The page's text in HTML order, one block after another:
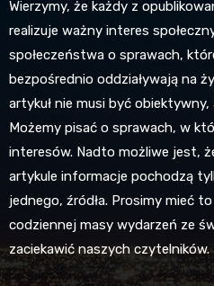
Wierzymy, że każdy z
realizuje ważny interes
społeczeństwa o sprawach,
bezpośrednio oddziaływają na
artykuł nie musi być
Możemy pisać o sprawach, w
interesów. Nadto możliwe jest,
artykule informacje pochodzą
jednego, źródła. Prosimy mieć
codziennej masy wydarzeń ze
zaciekawić naszych czytelników.